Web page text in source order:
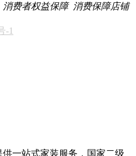
消费者权益保障 消费保障店铺
-1
一站式家装服务，国家二级